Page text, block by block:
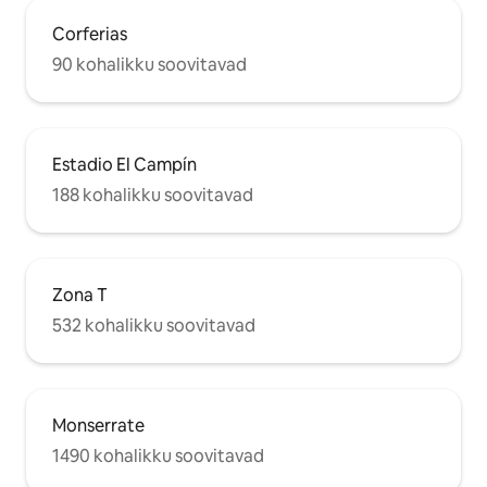
Corferias
90 kohalikku soovitavad
Estadio El Campín
188 kohalikku soovitavad
Zona T
532 kohalikku soovitavad
Monserrate
1490 kohalikku soovitavad